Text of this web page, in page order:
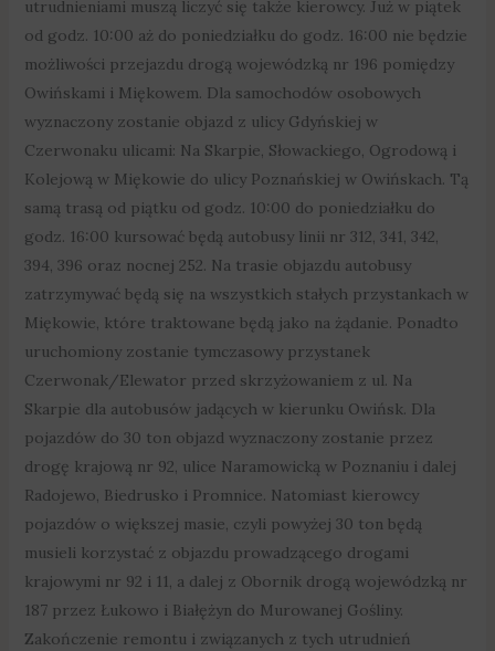
utrudnieniami muszą liczyć się także kierowcy. Już w piątek
od godz. 10:00 aż do poniedziałku do godz. 16:00 nie będzie
możliwości przejazdu drogą wojewódzką nr 196 pomiędzy
Owińskami i Miękowem. Dla samochodów osobowych
wyznaczony zostanie objazd z ulicy Gdyńskiej w
Czerwonaku ulicami: Na Skarpie, Słowackiego, Ogrodową i
Kolejową w Miękowie do ulicy Poznańskiej w Owińskach. Tą
samą trasą od piątku od godz. 10:00 do poniedziałku do
godz. 16:00 kursować będą autobusy linii nr 312, 341, 342,
394, 396 oraz nocnej 252. Na trasie objazdu autobusy
zatrzymywać będą się na wszystkich stałych przystankach w
Miękowie, które traktowane będą jako na żądanie. Ponadto
uruchomiony zostanie tymczasowy przystanek
Czerwonak/Elewator przed skrzyżowaniem z ul. Na
Skarpie dla autobusów jadących w kierunku Owińsk. Dla
pojazdów do 30 ton objazd wyznaczony zostanie przez
drogę krajową nr 92, ulice Naramowicką w Poznaniu i dalej
Radojewo, Biedrusko i Promnice. Natomiast kierowcy
pojazdów o większej masie, czyli powyżej 30 ton będą
musieli korzystać z objazdu prowadzącego drogami
krajowymi nr 92 i 11, a dalej z Obornik drogą wojewódzką nr
187 przez Łukowo i Białężyn do Murowanej Gośliny.
Zakończenie remontu i związanych z tych utrudnień